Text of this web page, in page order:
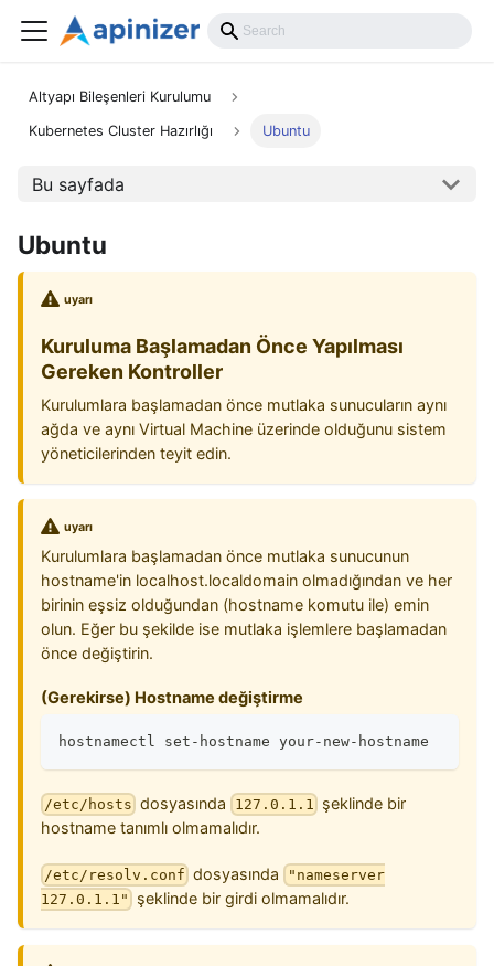
Altyapı Bileşenleri Kurulumu
Kubernetes Cluster Hazırlığı Ubuntu
Bu sayfada
Ubuntu
uyarı
Kuruluma Başlamadan Önce Yapılması
Gereken Kontroller
Kurulumlara başlamadan önce mutlaka sunucuların aynı
ağda ve aynı Virtual Machine üzerinde olduğunu sistem
yöneticilerinden teyit edin.
uyarı
Kurulumlara başlamadan önce mutlaka sunucunun
hostname'in localhost.localdomain olmadığından ve her
birinin eşsiz olduğundan (hostname komutu ile) emin
olun. Eğer bu şekilde ise mutlaka işlemlere başlamadan
önce değiştirin.
(Gerekirse) Hostname değiştirme
hostnamectl set-hostname your-new-hostname
/etc/hosts dosyasında 127.0.1.1 şeklinde bir
hostname tanımlı olmamalıdır.
/etc/resolv.conf dosyasında "nameserver
127.0.1.1"
şeklinde bir girdi olmamalıdır.